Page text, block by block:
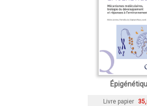
Livre papier